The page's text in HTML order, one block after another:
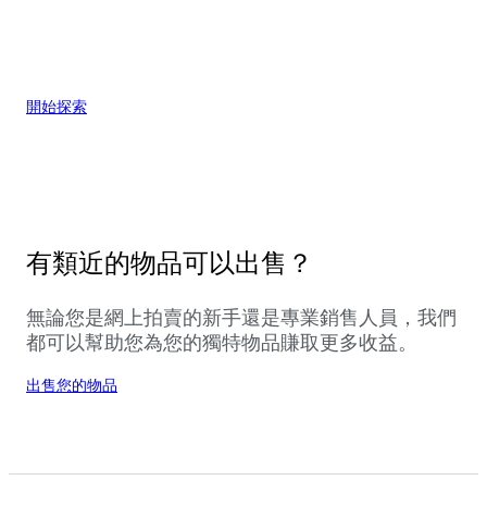
開始探索
有類近的物品可以出售？
無論您是網上拍賣的新手還是專業銷售人員，我們
都可以幫助您為您的獨特物品賺取更多收益。
出售您的物品